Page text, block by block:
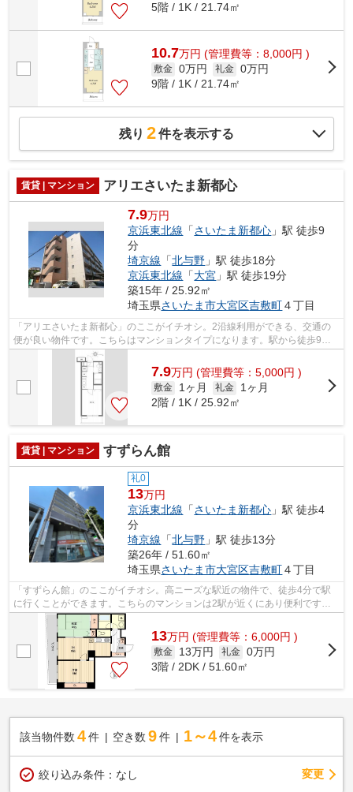
5階 / 1K / 21.74㎡
10.7万円 (管理費等：8,000円 )
敷金 0万円 礼金 0万円
9階 / 1K / 21.74㎡
残り 2件を表示する
賃貸 | マンション アリエさいたま新都心
7.9万円
京浜東北線 「さいたま新都心 」駅 徒歩9
分
埼京線 「北与野 」駅 徒歩18分
京浜東北線 「大宮 」駅 徒歩19分
築15年 / 25.92㎡
埼玉県さいたま市大宮区吉敷町４丁目
「アリエさいたま新都心」のここがイチオシ。2沿線利用ができる、交通の
便が良い物件です。こちらはマンションタイプになります。駅から徒歩9分
の位置にある物件なので、アクセスも良...
7.9万円 (管理費等：5,000円 )
敷金 1ヶ月 礼金
1ヶ月
2階 / 1K / 25.92㎡
賃貸 | マンション すずらん館
礼0
13万円
京浜東北線 「さいたま新都心 」駅 徒歩4
分
埼京線 「北与野 」駅 徒歩13分
築26年 / 51.60㎡
埼玉県さいたま市大宮区吉敷町４丁目
「すずらん館」のここがイチオシ。高ニーズな駅近の物件で、徒歩4分で駅
に行くことができます。こちらのマンションは2駅が近くにあり便利です。
エレベーター付き物件です。できるだけ...
13万円 (管理費等：6,000円 )
敷金 13万円 礼金 0万円
3階 / 2DK / 51.60㎡
該当物件数 4件 空き数 9 件 1～4 件を表示
絞り込み条件： なし 変更